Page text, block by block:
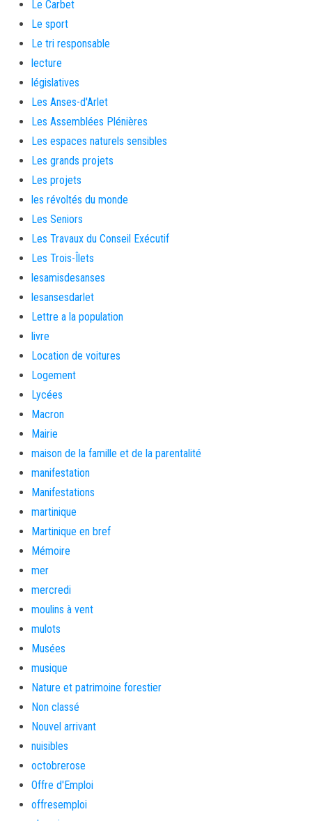
Le Carbet
Le sport
Le tri responsable
lecture
législatives
Les Anses-d'Arlet
Les Assemblées Plénières
Les espaces naturels sensibles
Les grands projets
Les projets
les révoltés du monde
Les Seniors
Les Travaux du Conseil Exécutif
Les Trois-Îlets
lesamisdesanses
lesansesdarlet
Lettre a la population
livre
Location de voitures
Logement
Lycées
Macron
Mairie
maison de la famille et de la parentalité
manifestation
Manifestations
martinique
Martinique en bref
Mémoire
mer
mercredi
moulins à vent
mulots
Musées
musique
Nature et patrimoine forestier
Non classé
Nouvel arrivant
nuisibles
octobrerose
Offre d'Emploi
offresemploi